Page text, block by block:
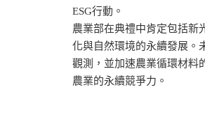
ESG行動。
農業部在典禮中肯定包括新
化與自然環境的永續發展。
觀測，並加速農業循環材料
農業的永續競爭力。